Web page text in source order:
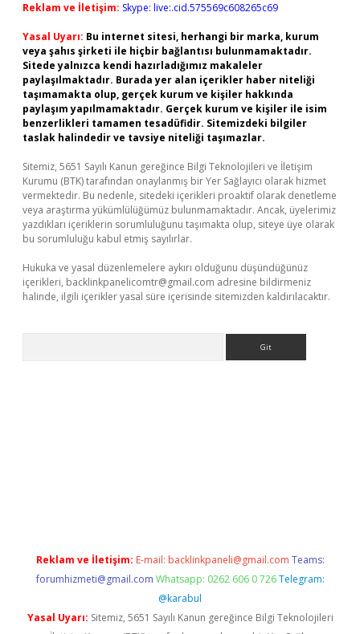
Reklam ve İletişim: Skype: live:.cid.575569c608265c69
Yasal Uyarı: Bu internet sitesi, herhangi bir marka, kurum
veya şahıs şirketi ile hiçbir bağlantısı bulunmamaktadır.
Sitede yalnızca kendi hazırladığımız makaleler
paylaşılmaktadır. Burada yer alan içerikler haber niteliği
taşımamakta olup, gerçek kurum ve kişiler hakkında
paylaşım yapılmamaktadır. Gerçek kurum ve kişiler ile isim
benzerlikleri tamamen tesadüfidir. Sitemizdeki bilgiler
taslak halindedir ve tavsiye niteliği taşımazlar.
Sitemiz, 5651 Sayılı Kanun gereğince Bilgi Teknolojileri ve İletişim
Kurumu (BTK) tarafından onaylanmış bir Yer Sağlayıcı olarak hizmet
vermektedir. Bu nedenle, sitedeki içerikleri proaktif olarak denetleme
veya araştırma yükümlülüğümüz bulunmamaktadır. Ancak, üyelerimiz
yazdıkları içeriklerin sorumluluğunu taşımakta olup, siteye üye olarak
bu sorumluluğu kabul etmiş sayılırlar.
Hukuka ve yasal düzenlemelere aykırı olduğunu düşündüğünüz
içerikleri, backlinkpanelicomtr@gmail.com adresine bildirmeniz
halinde, ilgili içerikler yasal süre içerisinde sitemizden kaldırılacaktır.
Reklam ve İletişim: E-mail: backlinkpaneli@gmail.com Teams:
forumhizmeti@gmail.com Whatsapp: 0262 606 0 726 Telegram:
@karabul
Yasal Uyarı: Sitemiz, 5651 Sayılı Kanun gereğince Bilgi Teknolojileri